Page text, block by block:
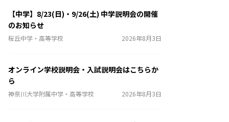
【中学】8/23(日)・9/26(土) 中学説明会の開催
のお知らせ
桜丘中学・高等学校 2026年8月3日
オンライン学校説明会・入試説明会はこちらか
ら
神奈川大学附属中学・高等学校 2026年8月3日